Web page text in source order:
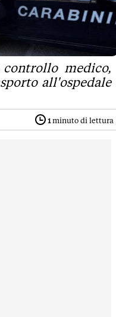
medico,
all'ospedale
1minuto di lettura